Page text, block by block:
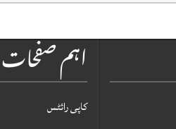
اہم صفحات
کاپی رائٹس